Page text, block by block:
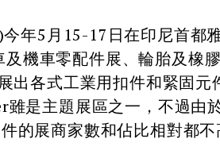
5月15-17日在印尼首都
機車零配件展、輪胎及橡
出各式工業用扣件和緊固元
是主題展區之一，不過由
的展商家數和佔比相對都不